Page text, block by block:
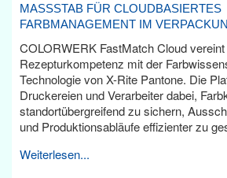
MASSSTAB FÜR CLOUDBASIERTES F
ARBMANAGEMENT IM
COLORWERK FastMatch Cloud
Rezepturkompetenz mit der
Technologie von X-Rite Pantone. Die
Druckereien und Verarbeiter dabei,
standortübergreifend zu sichern,
und Produktionsabläufe effizienter zu
Weiterlesen...